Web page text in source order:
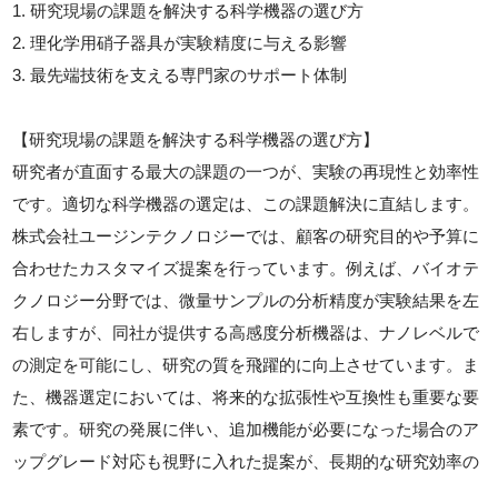
1. 研究現場の課題を解決する科学機器の選び方
2. 理化学用硝子器具が実験精度に与える影響
3. 最先端技術を支える専門家のサポート体制
【研究現場の課題を解決する科学機器の選び方】
研究者が直面する最大の課題の一つが、実験の再現性と効率性
です。適切な科学機器の選定は、この課題解決に直結します。
株式会社ユージンテクノロジーでは、顧客の研究目的や予算に
合わせたカスタマイズ提案を行っています。例えば、バイオテ
クノロジー分野では、微量サンプルの分析精度が実験結果を左
右しますが、同社が提供する高感度分析機器は、ナノレベルで
の測定を可能にし、研究の質を飛躍的に向上させています。ま
た、機器選定においては、将来的な拡張性や互換性も重要な要
素です。研究の発展に伴い、追加機能が必要になった場合のア
ップグレード対応も視野に入れた提案が、長期的な研究効率の